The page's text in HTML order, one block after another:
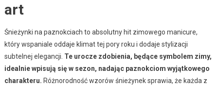
art
Śnieżynki na paznokciach to absolutny hit zimowego manicure,
który wspaniale oddaje klimat tej pory roku i dodaje stylizacji
subtelnej elegancji. Te urocze zdobienia, będące symbolem zimy,
idealnie wpisują się w sezon, nadając paznokciom wyjątkowego
charakteru. Różnorodność wzorów śnieżynek sprawia, że każda z